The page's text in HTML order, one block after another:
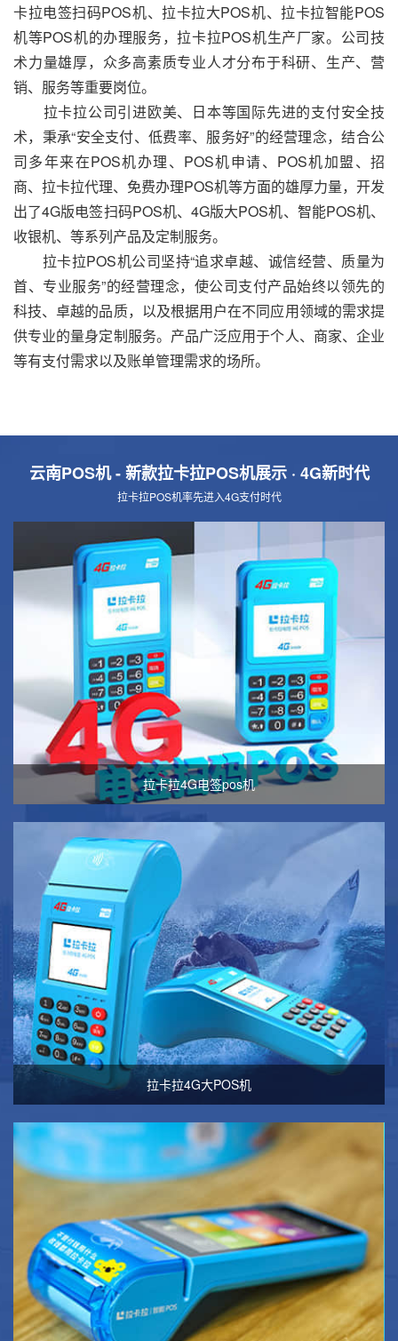
卡拉电签扫码POS机、拉卡拉大POS机、拉卡拉智能POS
机等POS机的办理服务，拉卡拉POS机生产厂家。公司技
术力量雄厚，众多高素质专业人才分布于科研、生产、营
销、服务等重要岗位。
拉卡拉公司引进欧美、日本等国际先进的支付安全技
术，秉承“安全支付、低费率、服务好”的经营理念，结合公
司多年来在POS机办理、POS机申请、POS机加盟、招
商、拉卡拉代理、免费办理POS机等方面的雄厚力量，开发
出了4G版电签扫码POS机、4G版大POS机、智能POS机、
收银机、等系列产品及定制服务。
拉卡拉POS机公司坚持“追求卓越、诚信经营、质量为
首、专业服务”的经营理念，使公司支付产品始终以领先的
科技、卓越的品质，以及根据用户在不同应用领域的需求提
供专业的量身定制服务。产品广泛应用于个人、商家、企业
等有支付需求以及账单管理需求的场所。
云南POS机 - 新款拉卡拉POS机展示· 4G新时代
拉卡拉POS机率先进入4G支付时代
拉卡拉4G电签pos机
拉卡拉4G大POS机